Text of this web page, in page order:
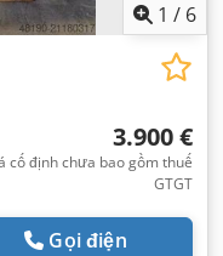
1 / 6
3.900 €
cố định chưa bao gồm thuế
GTGT
Gọi điện